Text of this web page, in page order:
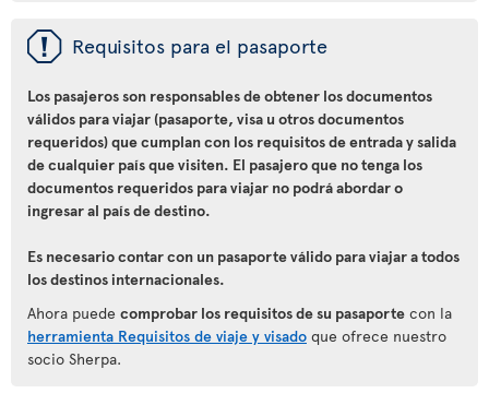
ü Requisitos para el pasaporte
Los pasajeros son responsables de obtener los documentos
válidos para viajar (pasaporte, visa u otros documentos
requeridos) que cumplan con los requisitos de entrada y salida
de cualquier país que visiten. El pasajero que no tenga los
documentos requeridos para viajar no podrá abordar o
ingresar al país de destino.
Es necesario contar con un pasaporte válido para viajar a todos
los destinos internacionales.
Ahora puede comprobar los requisitos de su pasaporte con la
herramienta Requisitos de viaje y visado que ofrece nuestro
socio Sherpa.